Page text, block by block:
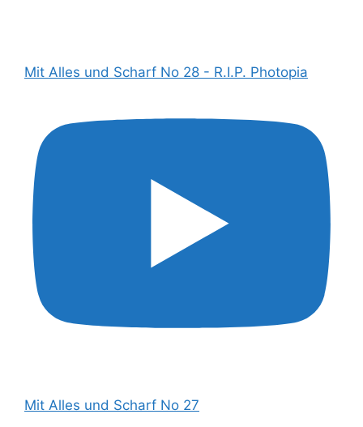
Mit Alles und Scharf No 28 - R.I.P. Photopia
Mit Alles und Scharf No 27